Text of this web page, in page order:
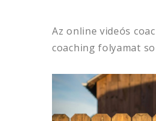
Az online videós
coaching folyamat